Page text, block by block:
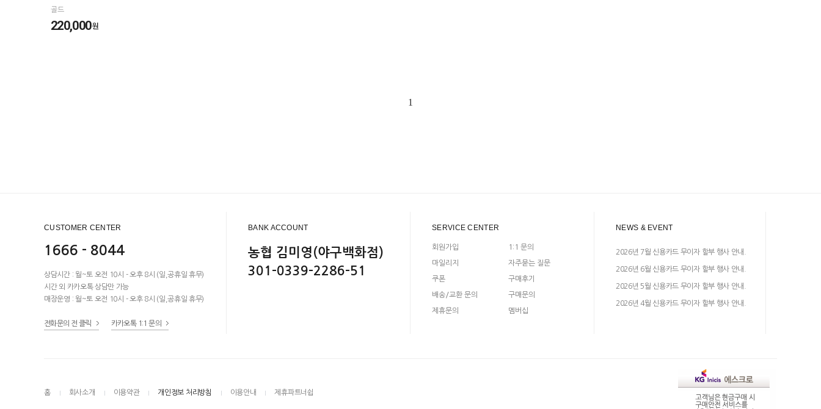
골드
220,000원
1
CUSTOMER CENTER
1666 - 8044
상담시간 : 월~토 오전 10시 - 오후 8시 (일,공휴일 휴무)
시간 외 카카오톡 상담만 가능
매장운영 : 월~토 오전 10시 - 오후 8시 (일,공휴일 휴무)
전화문의 전 클릭 카카오톡 1:1 문의
BANK ACCOUNT
농협 김미영(야구백화점)
301-0339-2286-51
SERVICE CENTER
회원가입
마일리지
쿠폰
배송/교환 문의
제휴문의
1:1 문의
자주묻는 질문
구매후기
구매문의
멤버십
NEWS & EVENT
2026년 7월 신용카드 무이자 할부 행사 안내.
2026년 6월 신용카드 무이자 할부 행사 안내.
2026년 5월 신용카드 무이자 할부 행사 안내.
2026년 4월 신용카드 무이자 할부 행사 안내.
홈 회사소개 이용약관 개인정보 처리방침 이용안내 제휴파트너쉽